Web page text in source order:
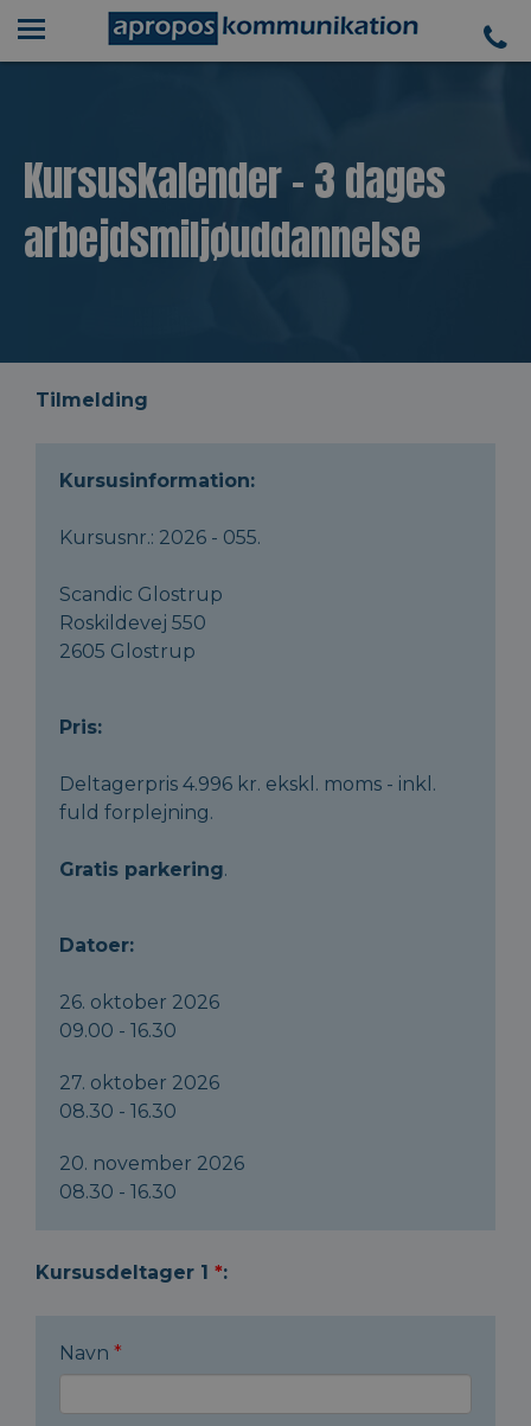
Kursuskalender - 3 dages
arbejdsmiljøuddannelse
Tilmelding
Kursusinformation:
Kursusnr.: 2026 - 055.
Scandic Glostrup
Roskildevej 550
2605 Glostrup
Pris:
Deltagerpris 4.996 kr. ekskl. moms - inkl.
fuld forplejning.
Gratis parkering.
Datoer:
26. oktober 2026
09.00 - 16.30
27. oktober 2026
08.30 - 16.30
20. november 2026
08.30 - 16.30
Kursusdeltager 1 *:
Navn *